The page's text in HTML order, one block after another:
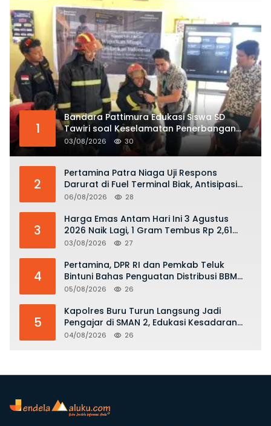
1
Bandara Pattimura Edukasi Siswa SD
Tawiri soal Keselamatan Penerbangan
dan Bahaya Bermain Layang-layang di
KKOP
03/08/2026 30
2
Pertamina Patra Niaga Uji Respons
Darurat di Fuel Terminal Biak, Antisipasi
Risiko Kebakaran dan Tumpahan BBM
06/08/2026 28
3
Harga Emas Antam Hari Ini 3 Agustus
2026 Naik Lagi, 1 Gram Tembus Rp 2,61
Juta
03/08/2026 27
4
Pertamina, DPR RI dan Pemkab Teluk
Bintuni Bahas Penguatan Distribusi BBM
dan LPG
05/08/2026 26
5
Kapolres Buru Turun Langsung Jadi
Pengajar di SMAN 2, Edukasi Kesadaran
Hukum dan Stop Kekerasan
04/08/2026 26